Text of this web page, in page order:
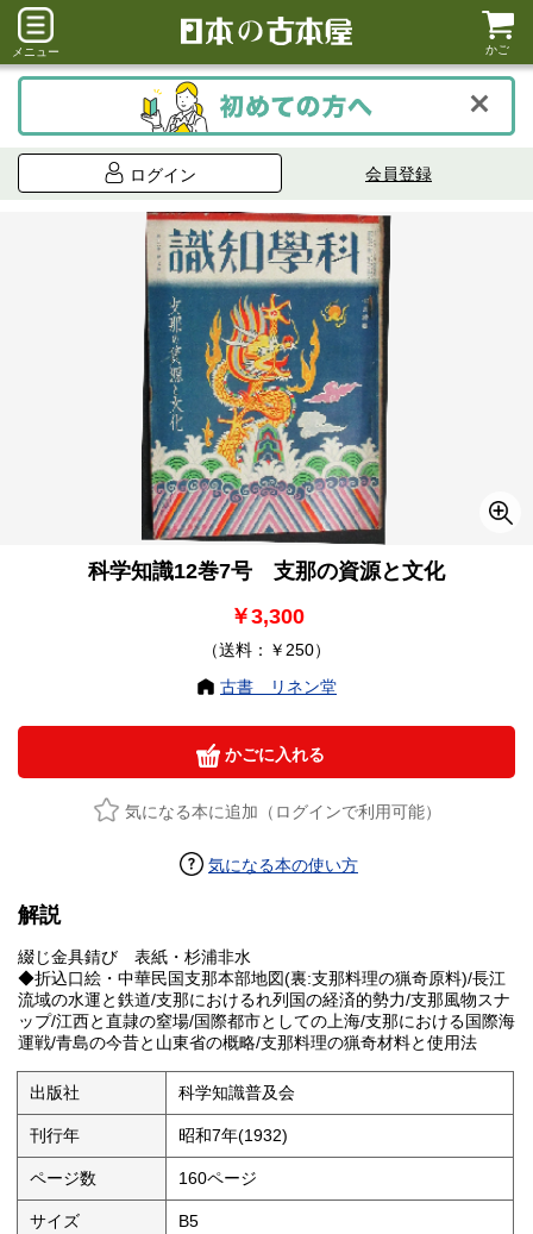
メニュー かご
ログイン 会員登録
科学知識12巻7号 支那の資源と文化
￥3,300
（送料：￥250）
古書 リネン堂
かごに入れる
気になる本に追加（ログインで利用可能）
気になる本の使い方
解説
綴じ金具錆び 表紙・杉浦非水
◆折込口絵・中華民国支那本部地図(裏:支那料理の猟奇原料)/長江
流域の水運と鉄道/支那におけるれ列国の経済的勢力/支那風物スナ
ップ/江西と直隷の窒場/国際都市としての上海/支那における国際海
運戦/青島の今昔と山東省の概略/支那料理の猟奇材料と使用法
出版社 科学知識普及会
刊行年 昭和7年(1932)
ページ数 160ページ
サイズ B5